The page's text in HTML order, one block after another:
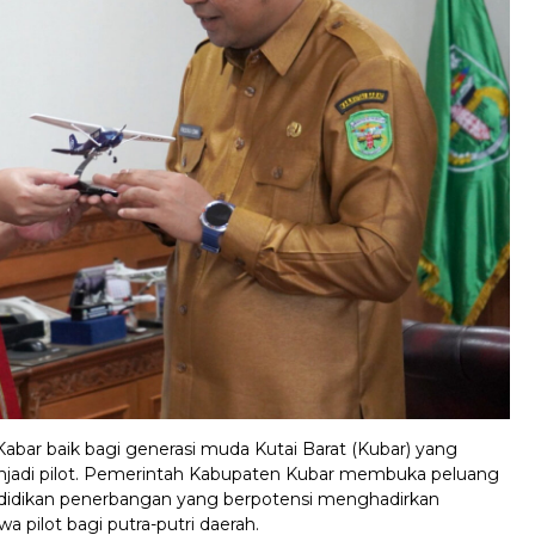
baik bagi generasi muda Kutai Barat (Kubar) yang
pilot. Pemerintah Kabupaten Kubar membuka peluang
penerbangan yang berpotensi menghadirkan
pilot bagi putra-putri daerah.